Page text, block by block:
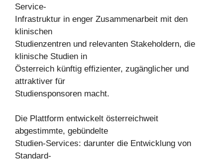
Service-
Infrastruktur in enger Zusammenarbeit mit den
klinischen
Studienzentren und relevanten Stakeholdern, die
klinische Studien in
Österreich künftig effizienter, zugänglicher und
attraktiver für
Studiensponsoren macht.
Die Plattform entwickelt österreichweit
abgestimmte, gebündelte
Studien-Services: darunter die Entwicklung von
Standard-